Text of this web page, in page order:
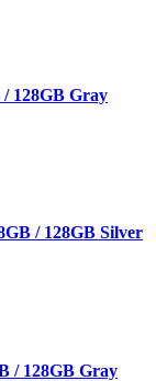
/ 128GB Gray
/ 128GB Silver
/ 128GB Gray